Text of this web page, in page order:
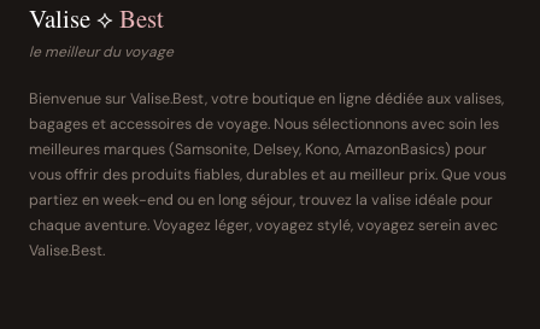
Valise ⟡ Best
le meilleur du voyage
Bienvenue sur Valise.Best, votre boutique en ligne dédiée aux valises,
bagages et accessoires de voyage. Nous sélectionnons avec soin les
meilleures marques (Samsonite, Delsey, Kono, AmazonBasics) pour
vous offrir des produits fiables, durables et au meilleur prix. Que vous
partiez en week-end ou en long séjour, trouvez la valise idéale pour
chaque aventure. Voyagez léger, voyagez stylé, voyagez serein avec
Valise.Best.